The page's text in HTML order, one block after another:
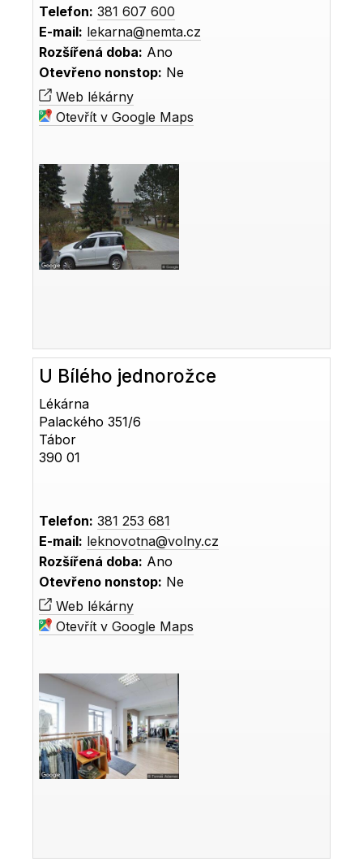
Telefon: 381 607 600
E-mail: lekarna@nemta.cz
Rozšířená doba: Ano
Otevřeno nonstop: Ne
Web lékárny
Otevřít v Google Maps
U Bílého jednorožce
Lékárna
Palackého 351/6
Tábor
390 01
Telefon: 381 253 681
E-mail: leknovotna@volny.cz
Rozšířená doba: Ano
Otevřeno nonstop: Ne
Web lékárny
Otevřít v Google Maps